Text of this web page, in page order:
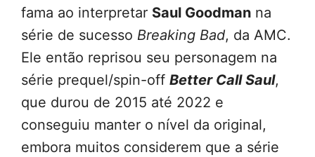
fama ao interpretar Saul Goodman na
série de sucesso Breaking Bad, da AMC.
Ele então reprisou seu personagem na
série prequel/spin-off Better Call Saul,
que durou de 2015 até 2022 e
conseguiu manter o nível da original,
embora muitos considerem que a série